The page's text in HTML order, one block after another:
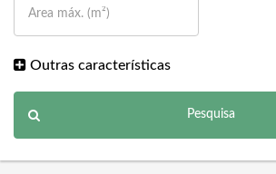
Outras características
Pesquisa